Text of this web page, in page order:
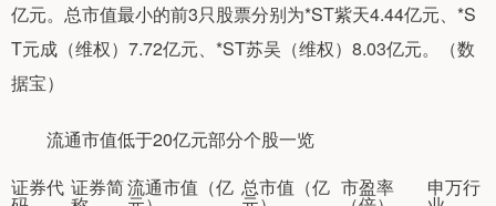
亿元。总市值最小的前3只股票分别为*ST紫天4.44亿元、*S
T元成（维权）7.72亿元、*ST苏吴（维权）8.03亿元。（数
据宝）
流通市值低于20亿元部分个股一览
证券代 证券简流通市值（亿 总市值（亿 市盈率 申万行